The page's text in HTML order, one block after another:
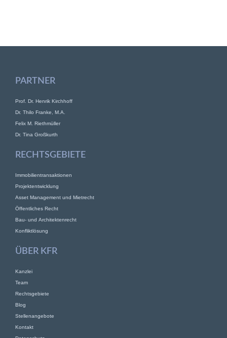
PARTNER
Prof. Dr. Henrik Kirchhoff
Dr. Thilo Franke, M.A.
Felix M. Riethmüller
Dr. Tina Großkurth
RECHTSGEBIETE
Immobilientransaktionen
Projektentwicklung
Asset Management und Mietrecht
Öffentliches Recht
Bau- und Architektenrecht
Konfliktlösung
ÜBER KFR
Kanzlei
Team
Rechtsgebiete
Blog
Stellenangebote
Kontakt